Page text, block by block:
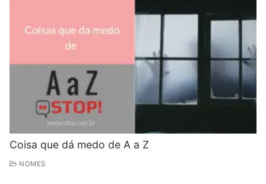
Coisa que dá medo de A a Z
NOMES